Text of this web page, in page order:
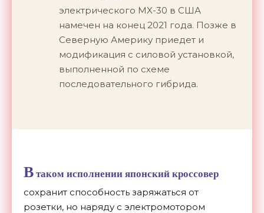
электрического MX-30 в США
намечен на конец 2021 года. Позже в
Северную Америку приедет и
модификация с силовой установкой,
выполненной по схеме
последовательного гибрида.
Втаком исполнении японский кроссовер
сохранит способность заряжаться от
розетки, но наряду с электромотором